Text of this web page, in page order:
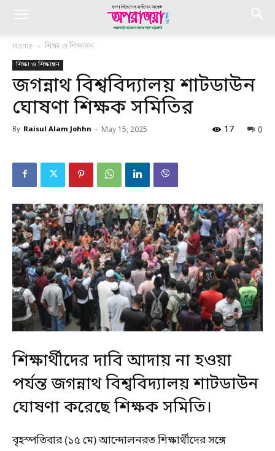
Home শিক্ষা ও শিক্ষাঙ্গন
শিক্ষা ও শিক্ষাঙ্গন
জগন্নাথ বিশ্ববিদ্যালয় শাটডাউন
ঘোষণা শিক্ষক সমিতির
By Raisul Alam Johhn - May 15, 2025 0
17
শিক্ষার্থীদের দাবি আদায় না হওয়া
পর্যন্ত জগন্নাথ বিশ্ববিদ্যালয় শাটডাউন
ঘোষণা করেছে শিক্ষক সমিতি।
বৃহস্পতিবার (১৫ মে) আন্দোলনরত শিক্ষার্থীদের সঙ্গে